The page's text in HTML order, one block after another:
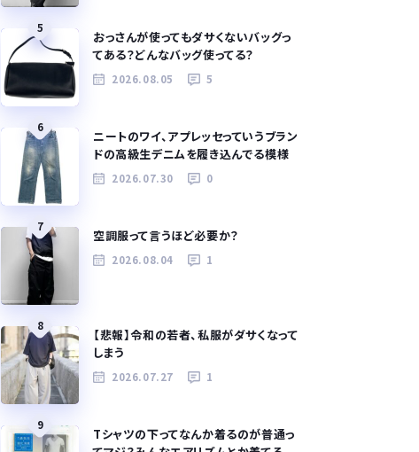
5
おっさんが使ってもダサくないバッグっ
てある？どんなバッグ使ってる？
2026.08.05 5
6
ニートのワイ、アプレッセっていうブラン
ドの高級生デニムを履き込んでる模様
2026.07.30 0
7
空調服って言うほど必要か？
2026.08.04 1
8
【悲報】令和の若者、私服がダサくなって
しまう
2026.07.27 1
9
Tシャツの下ってなんか着るのが普通っ